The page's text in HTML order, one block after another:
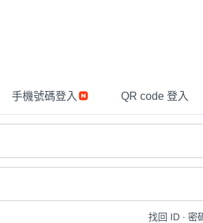
手機號碼登入 QR code 登入
找回 ID ∙ 密